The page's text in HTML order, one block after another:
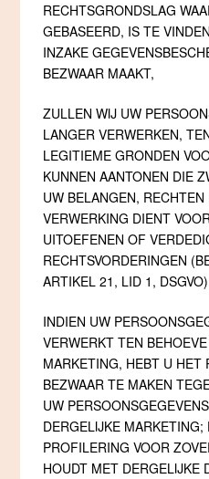
RECHTSGRONDSLAG
GEBASEERD, IS TE
INZAKE
BEZWAAR MAAKT,
ZULLEN WIJ UW
LANGER VERWERKEN,
LEGITIEME GRONDEN
KUNNEN AANTONEN DIE
UW BELANGEN,
VERWERKING DIENT
UITOEFENEN OF
RECHTSVORDERINGEN
ARTIKEL 21, LID 1,
INDIEN UW
VERWERKT TEN
MARKETING, HEBT U HET
BEZWAAR TE MAKEN
UW
DERGELIJKE
PROFILERING VOOR
HOUDT MET DERGELIJKE